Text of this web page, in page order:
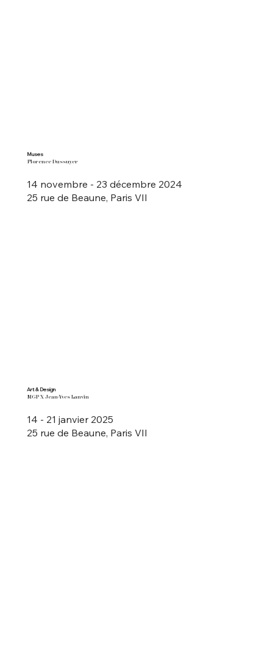
Muses
Florence Dussuyer
14 novembre - 23 décembre 2024
25 rue de Beaune, Paris VII
Art & Design
MGP X Jean-Yves Lanvin
14 - 21 janvier 2025
25 rue de Beaune, Paris VII